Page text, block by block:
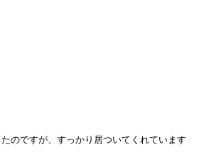
のですが、すっかり居ついてくれています